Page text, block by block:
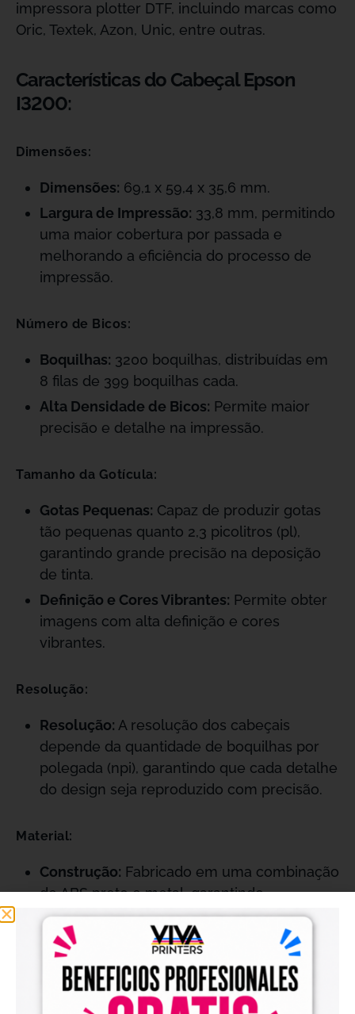
impressora plotter DTF, incluindo marcas como
Oric, Textek, Azon, Unic, entre outras.
Características do Cabeçal Epson
I3200:
Dimensões:
Dimensões: 69,1 x 59,4 x 35,6 mm.
Largura de Impressão: 33,8 mm, permitindo
uma maior cobertura por passada e
melhorando a eficiência do processo de
impressão.
Número de Bicos:
Boquilhas: 3200 boquilhas, distribuídas em
8 filas de 399 boquilhas cada.
Alta Densidade de Bicos: Permite maior
precisão e detalhe na impressão.
Tamanho da Gotícula:
Gotas Pequenas: Capaz de produzir gotas
tão pequenas quanto 2,3 picolitros (pl),
garantindo grande precisão na deposição
de tinta.
Definição e Cores Vibrantes: Permite obter
imagens com alta definição e cores
vibrantes.
Resolução:
Resolução: A resolução dos cabeçais
depende da quantidade de boquilhas por
polegada (npi), garantindo que cada detalhe
do design seja reproduzido com precisão.
Material:
Construção: Fabricado em uma combinação
de ABS preto e metal, garantindo
durabilidade e resistência.
Transferência de Tinta:Transfere a tinta
para o papel gota a gota, crucial para
manter uma qualidade de impressão
constante.